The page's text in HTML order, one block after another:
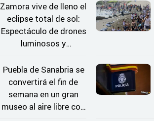
Zamora vive de lleno el
eclipse total de sol:
Espectáculo de drones
luminosos y
Estrellas
Puebla de Sanabria se
convertirá el fin de
semana en un gran
museo al aire libre con